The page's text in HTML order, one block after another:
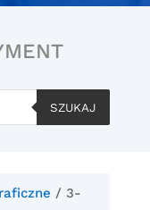
SZUKAJ
/ 3-